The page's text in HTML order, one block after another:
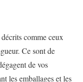
comme ceux
Ce sont de
de vos
les emballages et les